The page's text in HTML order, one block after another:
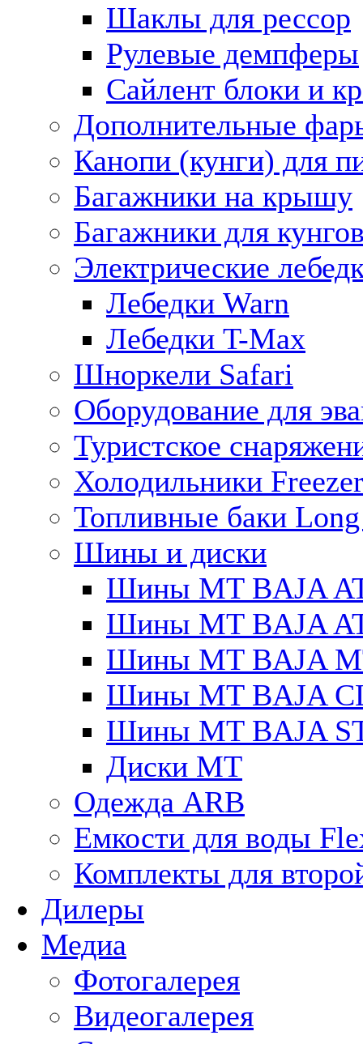
Шаклы для рессор
Рулевые демпферы
Сайлент блоки и
Дополнительные
Канопи (кунги) для
Багажники на крышу
Багажники для
Электрические
Лебедки Warn
Лебедки T-Max
Шноркели Safari
Оборудование для
Туристское
Холодильники
Топливные баки
Шины и диски
Шины MT BAJA
Шины MT BAJA
Шины MT BAJA
Шины MT BAJA
Шины MT BAJA
Диски MT
Одежда ARB
Емкости для воды
Комплекты для
Дилеры
Медиа
Фотогалерея
Видеогалерея